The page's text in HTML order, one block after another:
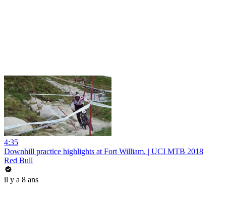
4:35
Downhill practice highlights at Fort William. | UCI MTB 2018
Red Bull
il y a 8 ans